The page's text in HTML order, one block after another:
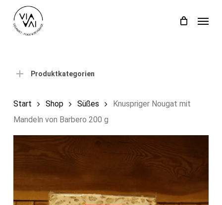
Einkaufswagen Close
Produktkategorien
Start Shop Süßes
Knuspriger Nougat mit
Mandeln von Barbero 200 g